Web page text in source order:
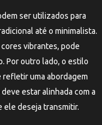
ser utilizados para
até o minimalista.
vibrantes, pode
Por outro lado, o estilo
refletir uma abordagem
estar alinhada com a
ele deseja transmitir.